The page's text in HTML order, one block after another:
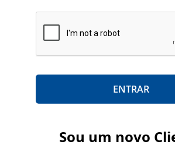
ENTRAR
Sou um novo